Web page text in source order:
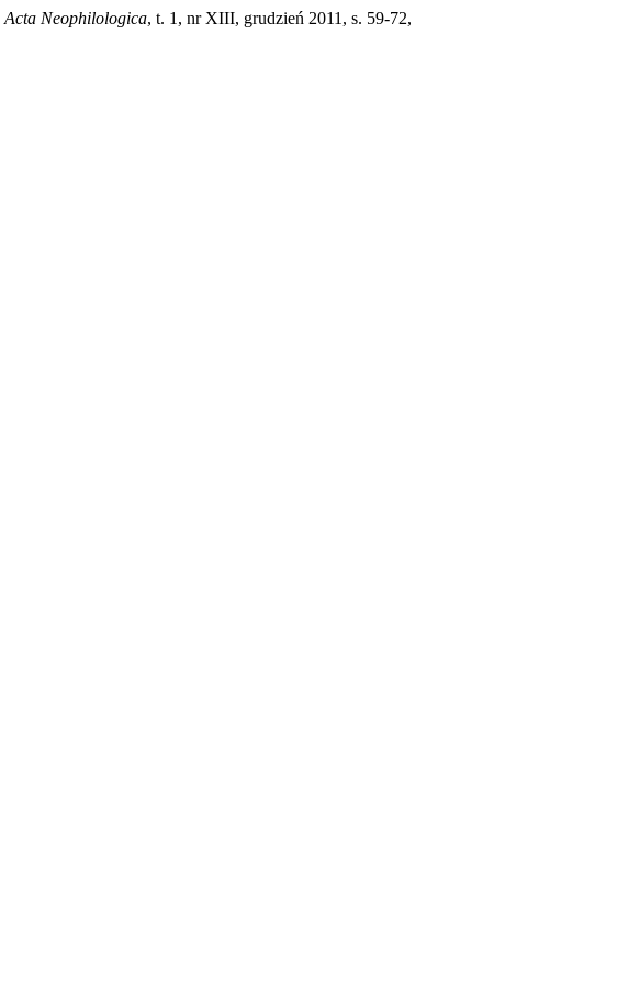
Acta Neophilologica, t. 1, nr XIII, grudzień 2011, s. 59-72,